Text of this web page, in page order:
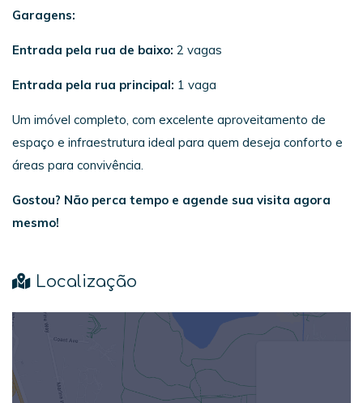
Garagens:
Entrada pela rua de baixo: 2 vagas
Entrada pela rua principal: 1 vaga
Um imóvel completo, com excelente aproveitamento de
espaço e infraestrutura ideal para quem deseja conforto e
áreas para convivência.
Gostou? Não perca tempo e agende sua visita agora
mesmo!
Localização